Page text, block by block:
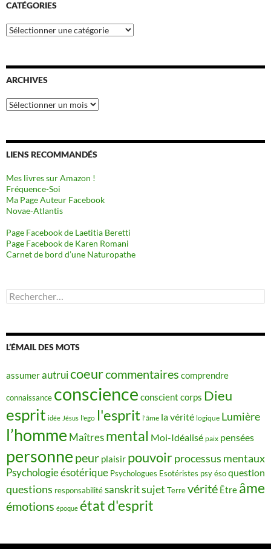
CATÉGORIES
Catégories
ARCHIVES
Archives
LIENS RECOMMANDÉS
Mes livres sur Amazon !
Fréquence-Soi
Ma Page Auteur Facebook
Novae-Atlantis
Page Facebook de Laetitia Beretti
Page Facebook de Karen Romani
Carnet de bord d’une Naturopathe
Rechercher :
L’ÉMAIL DES MOTS
assumerautruicoeurcommentaires comprendre
connaissance conscience conscient corps Dieu
esprit idée Jésus l'ego l'esprit l'âme la vérité logique Lumière
l’homme Maîtres mental Moi-Idéalisé paix pensées
personne peur plaisir pouvoirprocessus mentaux
Psychologie ésotérique Psychologues Esotéristes psy ésoquestion
questions responsabilitésanskritsujet Terrevérité Être âme
émotions époque état d'esprit